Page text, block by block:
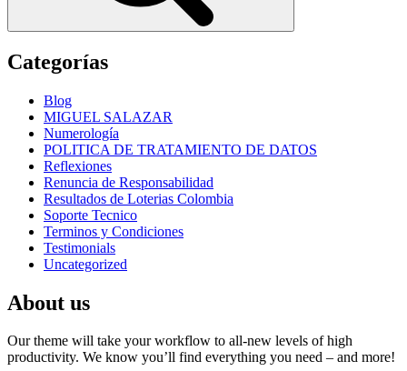
Categorías
Blog
MIGUEL SALAZAR
Numerología
POLITICA DE TRATAMIENTO DE DATOS
Reflexiones
Renuncia de Responsabilidad
Resultados de Loterias Colombia
Soporte Tecnico
Terminos y Condiciones
Testimonials
Uncategorized
About us
Our theme will take your workflow to all-new levels of high
productivity. We know you’ll find everything you need – and more!